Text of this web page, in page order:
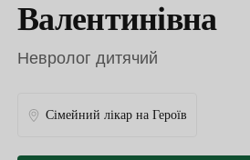
Валентинівна
Невролог дитячий
Сімейний лікар на Героїв